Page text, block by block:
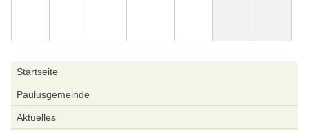
überspringen
Startseite
Paulusgemeinde
Aktuelles